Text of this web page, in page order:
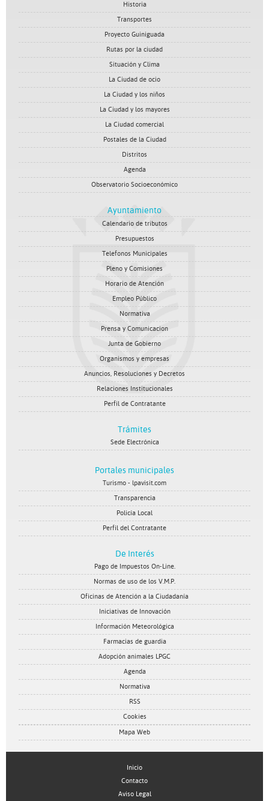
Historia
Transportes
Proyecto Guiniguada
Rutas por la ciudad
Situación y Clima
La Ciudad de ocio
La Ciudad y los niños
La Ciudad y los mayores
La Ciudad comercial
Postales de la Ciudad
Distritos
Agenda
Observatorio Socioeconómico
Ayuntamiento
Calendario de tributos
Presupuestos
Telefonos Municipales
Pleno y Comisiones
Horario de Atención
Empleo Público
Normativa
Prensa y Comunicacion
Junta de Gobierno
Organismos y empresas
Anuncios, Resoluciones y Decretos
Relaciones Institucionales
Perfil de Contratante
Trámites
Sede Electrónica
Portales municipales
Turismo - lpavisit.com
Transparencia
Policía Local
Perfil del Contratante
De Interés
Pago de Impuestos On-Line.
Normas de uso de los V.M.P.
Oficinas de Atención a la Ciudadanía
Iniciativas de Innovación
Información Meteorológica
Farmacias de guardia
Adopción animales LPGC
Agenda
Normativa
RSS
Cookies
Mapa Web
Inicio
Contacto
Aviso Legal